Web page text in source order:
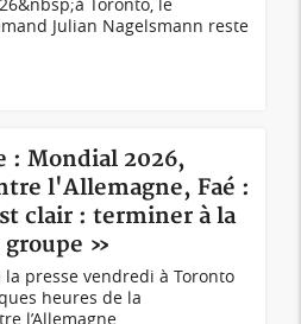
Julian Nagelsmann reste
: Mondial 2026,
l'Allemagne, Faé :
clair : terminer à la
groupe »
la presse vendredi à Toronto
heures de la
l’Allemagne